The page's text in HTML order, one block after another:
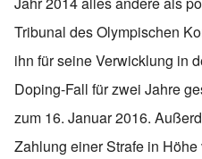
Tribunal des Olympischen
ihn für seine Verwicklung in
Doping-Fall für zwei Jahre
zum 16. Januar 2016.
Zahlung einer Strafe in